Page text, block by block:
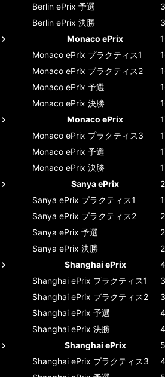
Berlin ePrix 予選
Berlin ePrix 決勝
Monaco ePrix
Monaco ePrix プラクティス1
Monaco ePrix プラクティス2
Monaco ePrix 予選
Monaco ePrix 決勝
Monaco ePrix
Monaco ePrix プラクティス3
Monaco ePrix 予選
Monaco ePrix 決勝
Sanya ePrix
Sanya ePrix プラクティス1
Sanya ePrix プラクティス2
Sanya ePrix 予選
Sanya ePrix 決勝
Shanghai ePrix
Shanghai ePrix プラクティス1
Shanghai ePrix プラクティス2
Shanghai ePrix 予選
Shanghai ePrix 決勝
Shanghai ePrix
Shanghai ePrix プラクティス3